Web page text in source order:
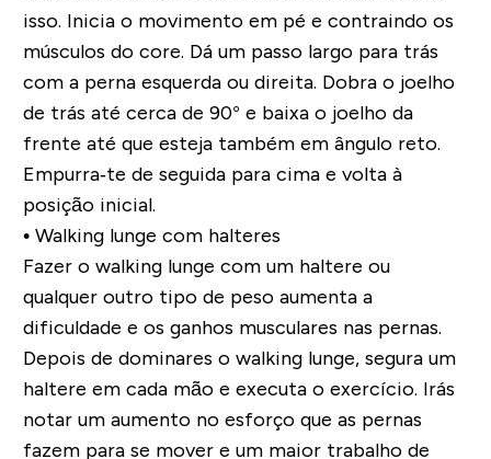
isso. Inicia o movimento em pé e contraindo os
músculos do core. Dá um passo largo para trás
com a perna esquerda ou direita. Dobra o joelho
de trás até cerca de 90° e baixa o joelho da
frente até que esteja também em ângulo reto.
Empurra‐te de seguida para cima e volta à
posição inicial.
• Walking lunge com halteres
Fazer o walking lunge com um haltere ou
qualquer outro tipo de peso aumenta a
dificuldade e os ganhos musculares nas pernas.
Depois de dominares o walking lunge, segura um
haltere em cada mão e executa o exercício. Irás
notar um aumento no esforço que as pernas
fazem para se mover e um maior trabalho de